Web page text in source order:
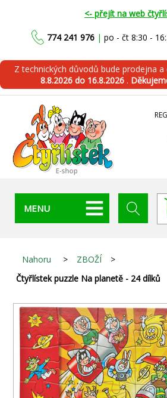
<- přejít na web
774 241 976 | po - čt 8:30 -
Z technických důvodů bude prodejna a
8.8.2026 do 16.8.2026 .
MENU
Nahoru > ZBOŽÍ
>
Čtyřlístek puzzle Na planetě - 24 dílků